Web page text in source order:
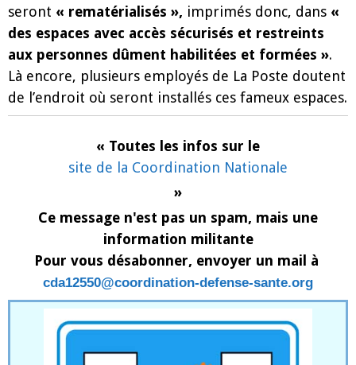
seront « rematérialisés », imprimés donc, dans «
des espaces avec accès sécurisés et restreints
aux personnes dûment habilitées et formées ».
Là encore, plusieurs employés de La Poste doutent
de l’endroit où seront installés ces fameux espaces.
« Toutes les infos sur le
site de la Coordination Nationale
»
Ce message n'est pas un spam, mais une
information militante
Pour vous désabonner, envoyer un mail à
cda12550@coordination-defense-sante.org